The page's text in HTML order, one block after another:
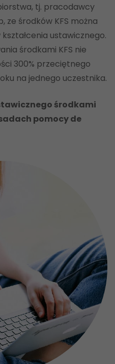
tj. pracodawcy
ze środków KFS można
ustawicznego.
środkami KFS nie
300% przeciętnego
na jednego uczestnika.
środkami
pomocy de